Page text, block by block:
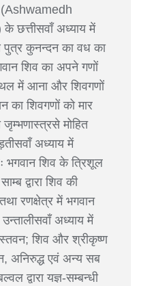
(Ashwamedh
छत्तीसवाँ अध्याय में
पुत्र कुनन्दन का वध का
शिव का अपने गणों
में आना और शिवगणों
का शिवगणों को मार
मोहित
अध्याय में
भगवान शिव के त्रिशूल
द्वारा शिव की
रणक्षेत्र में भगवान
अध्याय में
स्तवन; शिव और श्रीकृष्ण
अनिरुद्ध एवं अन्य सब
द्वारा यज्ञ-सम्बन्धी